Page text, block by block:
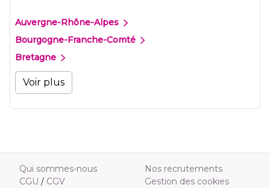
Auvergne-Rhône-Alpes
Bourgogne-Franche-Comté
Bretagne
Voir plus
Qui sommes-nous
CGU / CGV
Nos recrutements
Gestion des cookies